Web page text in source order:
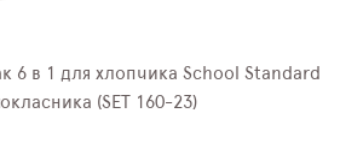
6 в 1 для хлопчика School Standard
(SET 160-23)